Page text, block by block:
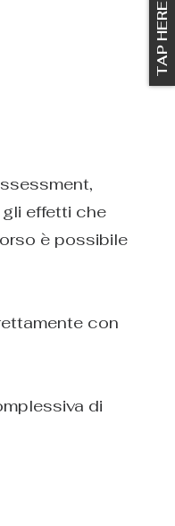
effetti che
è possibile
con
di
TAP HERE